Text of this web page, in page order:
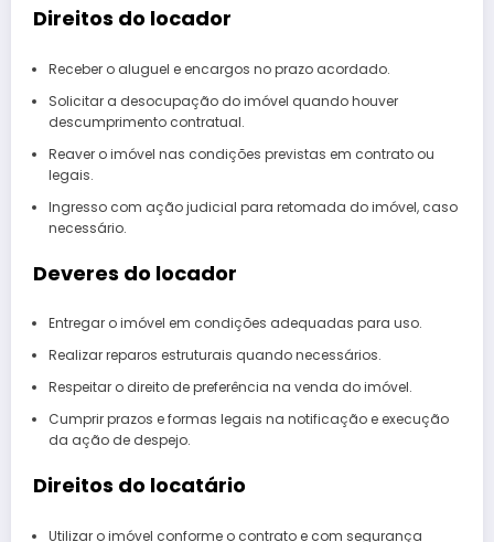
Direitos do locador
Receber o aluguel e encargos no prazo acordado.
Solicitar a desocupação do imóvel quando houver
descumprimento contratual.
Reaver o imóvel nas condições previstas em contrato ou
legais.
Ingresso com ação judicial para retomada do imóvel, caso
necessário.
Deveres do locador
Entregar o imóvel em condições adequadas para uso.
Realizar reparos estruturais quando necessários.
Respeitar o direito de preferência na venda do imóvel.
Cumprir prazos e formas legais na notificação e execução
da ação de despejo.
Direitos do locatário
Utilizar o imóvel conforme o contrato e com segurança